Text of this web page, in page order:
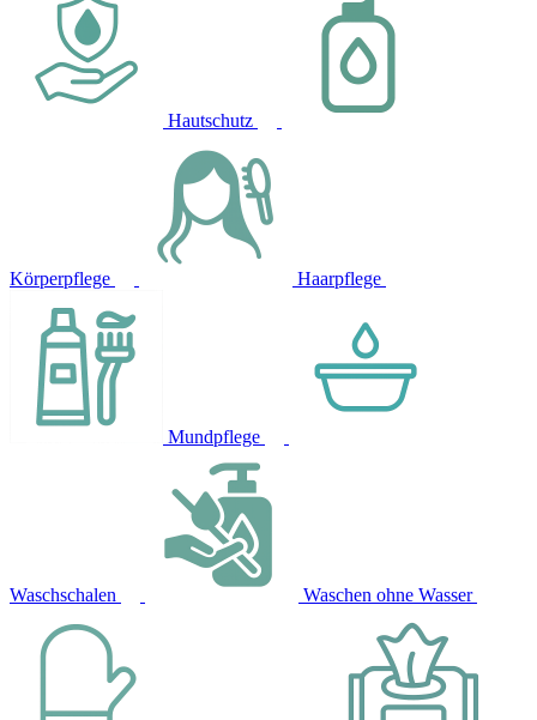
Hautschutz
Körperpflege Haarpflege
Mundpflege
Waschschalen Waschen ohne Wasser